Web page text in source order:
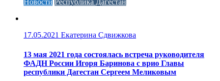
Новости Республика Дагестан
17.05.2021 Екатерина Сдвижкова
13 мая 2021 года состоялась встреча руководителя
ФАДН России Игоря Баринова с врио Главы
республики Дагестан Сергеем Меликовым